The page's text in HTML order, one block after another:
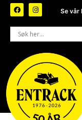
Se vår